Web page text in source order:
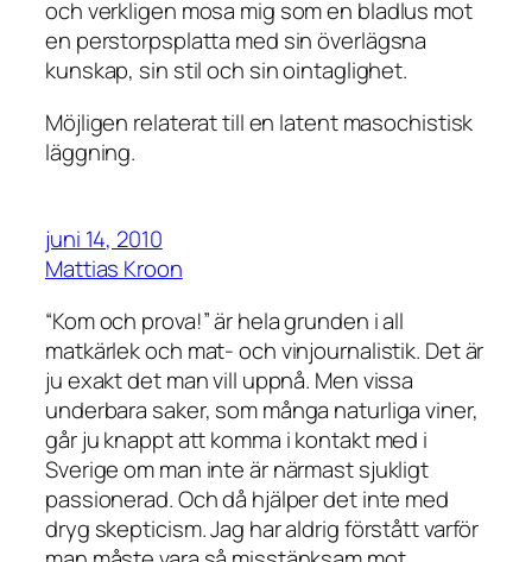
och verkligen mosa mig som en bladlus mot
en perstorpsplatta med sin överlägsna
kunskap, sin stil och sin ointaglighet.
Möjligen relaterat till en latent masochistisk
läggning.
juni 14, 2010
Mattias Kroon
“Kom och prova!” är hela grunden i all
matkärlek och mat- och vinjournalistik. Det är
ju exakt det man vill uppnå. Men vissa
underbara saker, som många naturliga viner,
går ju knappt att komma i kontakt med i
Sverige om man inte är närmast sjukligt
passionerad. Och då hjälper det inte med
dryg skepticism. Jag har aldrig förstått varför